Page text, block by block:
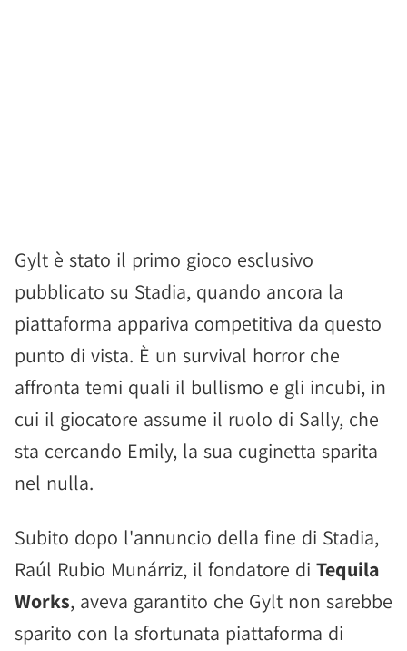
Gylt è stato il primo gioco esclusivo
pubblicato su Stadia, quando ancora la
piattaforma appariva competitiva da questo
punto di vista. È un survival horror che
affronta temi quali il bullismo e gli incubi, in
cui il giocatore assume il ruolo di Sally, che
sta cercando Emily, la sua cuginetta sparita
nel nulla.
Subito dopo l'annuncio della fine di Stadia,
Raúl Rubio Munárriz, il fondatore di Tequila
Works, aveva garantito che Gylt non sarebbe
sparito con la sfortunata piattaforma di